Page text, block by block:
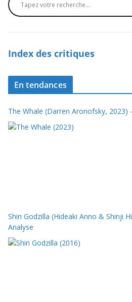
Index des critiques
En tendances
The Whale (Darren Aronofsky, 2023)
Shin Godzilla (Hideaki Anno & Shinji
Analyse